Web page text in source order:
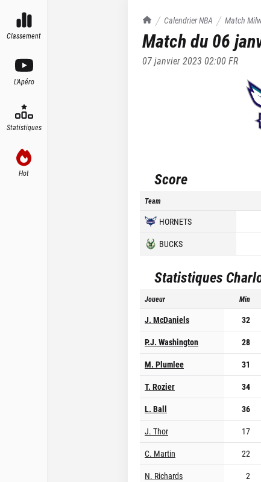
Classement
L'Apéro
Statistiques
Hot
TrashTalk Actu NBA
Calendrier NBA Match
Match du 06
07 janvier 2023 02:00FR
Score
Team
HORNETS
BUCKS
Statistiques
Joueur Min
J. McDaniels 32
P.J. Washington
28
M. Plumlee
31
T. Rozier
34
L. Ball
36
J. Thor
17
C. Martin
22
N. Richards
2